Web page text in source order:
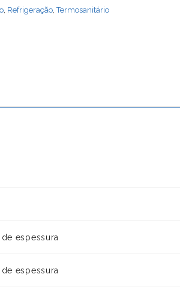
Refrigeração ,Termosanitário
espessura
espessura